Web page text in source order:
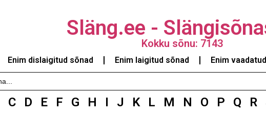
Släng.ee -
Kokku sõnu: 7143
Enim dislaigitud sõnad Enim laigitud sõnad Enim
C D E F G H I J K L M N O P Q R